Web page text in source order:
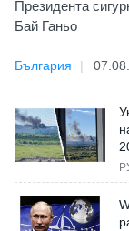
Президента
Бай Ганьо
България